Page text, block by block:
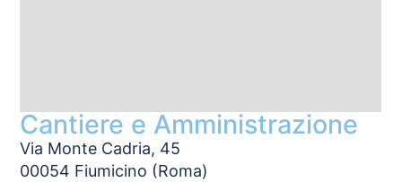
Cantiere e Amministrazione
Via Monte Cadria, 45
00054 Fiumicino (Roma)